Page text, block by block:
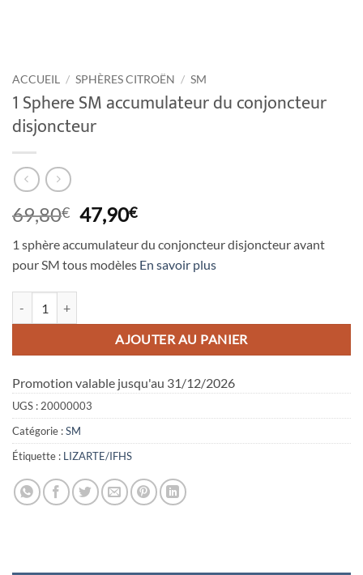
ACCUEIL / SPHÈRES CITROËN / SM
1 Sphere SM accumulateur du conjoncteur
disjoncteur
69,80€ Le
prix
initial
était :
47,90€Le
actuel
est :
1 sphère accumulateur du conjoncteur disjoncteur avant
pour SM tous modèles En savoir plus
AJOUTER AU PANIER
Promotion valable jusqu'au 31/12/2026
UGS : 20000003
Catégorie :SM
Étiquette : LIZARTE/IFHS